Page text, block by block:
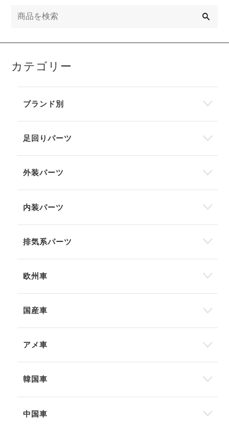
カテゴリー
ブランド別
足回りパーツ
外装パーツ
内装パーツ
排気系パーツ
欧州車
国産車
アメ車
韓国車
中国車